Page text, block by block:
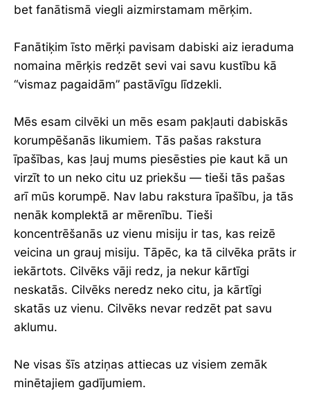
bet fanātismā viegli aizmirstamam mērķim.
Fanātiķim īsto mērķi pavisam dabiski aiz ieraduma
nomaina mērķis redzēt sevi vai savu kustību kā
“vismaz pagaidām” pastāvīgu līdzekli.
Mēs esam cilvēki un mēs esam pakļauti dabiskās
korumpēšanās likumiem. Tās pašas rakstura
īpašības, kas ļauj mums piesēsties pie kaut kā un
virzīt to un neko citu uz priekšu — tieši tās pašas
arī mūs korumpē. Nav labu rakstura īpašību, ja tās
nenāk komplektā ar mērenību. Tieši
koncentrēšanās uz vienu misiju ir tas, kas reizē
veicina un grauj misiju. Tāpēc, ka tā cilvēka prāts ir
iekārtots. Cilvēks vāji redz, ja nekur kārtīgi
neskatās. Cilvēks neredz neko citu, ja kārtīgi
skatās uz vienu. Cilvēks nevar redzēt pat savu
aklumu.
Ne visas šīs atziņas attiecas uz visiem zemāk
minētajiem gadījumiem.